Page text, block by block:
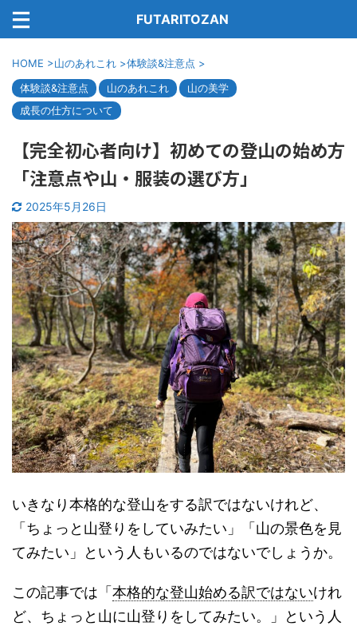
FUTARITOZAN
HOME >山のあれこれ >体験談&注意点 >
体験談&注意点
山のあれこれ
山の美学
成長の仕方について
【完全初心者向け】初めての登山の始め方
「注意点や山・服装の選び方」
2025年5月26日
いきなり本格的な登山をする訳ではないけれど、
「ちょっと山登りをしていみたい」「山の景色を見
てみたい」という人もいるのではないでしょうか。
この記事では「本格的な登山始める訳ではないけれ
ど、ちょっと山に山登りをしてみたい。」という人